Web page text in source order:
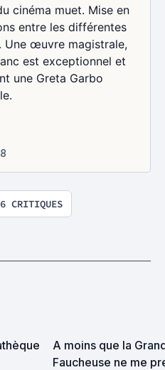
cinéma muet. Mise en
entre les différentes
Une œuvre magistrale,
est exceptionnel et
une Greta Garbo
CRITIQUES
A moins que la
Faucheuse ne me